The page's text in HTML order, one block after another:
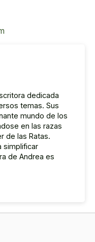
dedicada
temas. Sus
mundo de los
en las razas
de las Ratas.
simplificar
de Andrea es